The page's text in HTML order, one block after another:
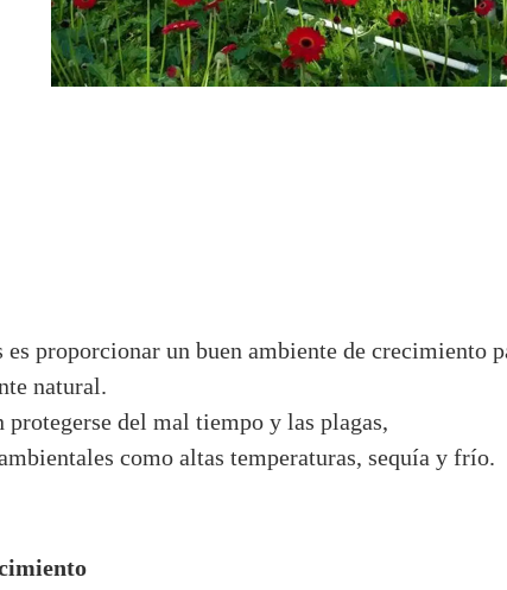
proporcionar un buen ambiente de crecimiento
natural.
del mal tiempo y las plagas,
como altas temperaturas, sequía y frío.